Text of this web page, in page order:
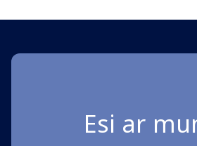
Esi ar